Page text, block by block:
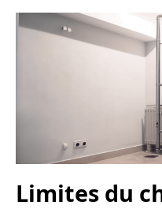
Limites du